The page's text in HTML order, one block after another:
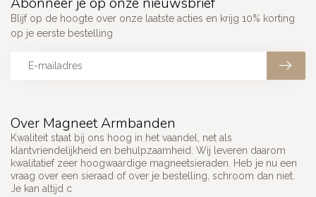
Over Magneet Armbanden
Kwaliteit staat bij ons hoog in het vaandel, net als
klantvriendelijkheid en behulpzaamheid. Wij leveren daarom
kwalitatief zeer hoogwaardige magneetsieraden. Heb je nu een
vraag over een sieraad of over je bestelling, schroom dan niet.
Je kan altijd c
Blijf op de hoogte over onze laatste acties en krijg 10% korting
op je eerste bestelling